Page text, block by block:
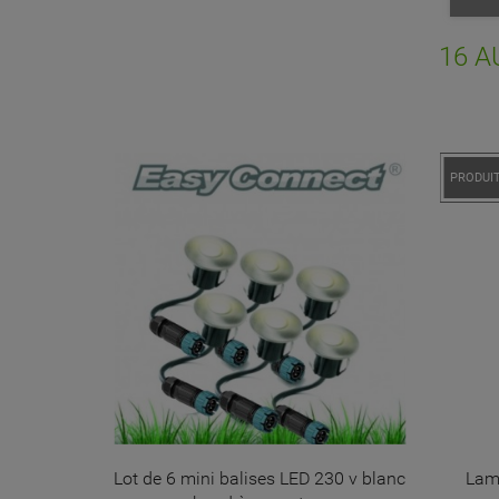
16
Lot de 6 mini balises LED 230 v blanc
PROMO !